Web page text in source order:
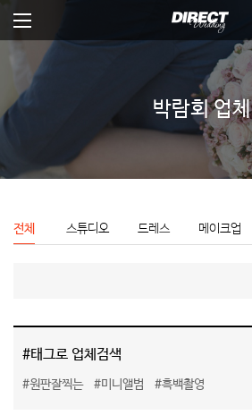
전체메뉴
닫기
박람회 업체
전체 스튜디오 드레스 메이크업
#태그로 업체검색
#원판잘찍는 #미니앨범 #흑백촬영